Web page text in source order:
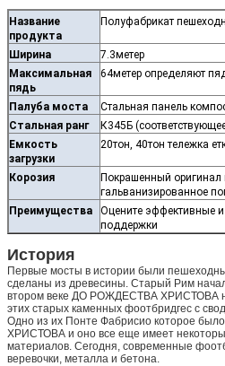
Название
продукта
Полуфабрикат
Ширина
7.3метер
Максимальная
пядь
64метер определяют
Палуба моста
Стальная панель
Стальная ранг
К345Б
Емкость
загрузки
20тон, 40тон тележка
Корозия
Покрашенный оригинал
гальванизированное
Преимущества
Оцените эффективные
поддержки
История
Первые мосты в истории были
сделаны из древесины. Старый Рим
втором веке ДО РОЖДЕСТВА ХРИСТОВА
этих старых каменных фоотбридгес с
Одно из их Понте Фабрисио которое
ХРИСТОВА и оно все еще имеет
материалов. Сегодня, современные
веревочки, металла и бетона.